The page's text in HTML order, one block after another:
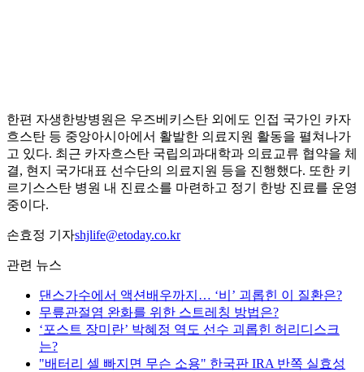
한편 자생한방병원은 우즈베키스탄 외에도 인접 국가인 카자
흐스탄 등 중앙아시아에서 활발한 의료지원 활동을 펼쳐나가
고 있다. 최근 카자흐스탄 국립의과대학과 의료교류 협약을 체
결, 현지 국가대표 선수단의 의료지원 등을 진행했다. 또한 키
르기스스탄 병원 내 진료소를 마련하고 정기 한방 진료를 운영
중이다.
손효정 기자shjlife@etoday.co.kr
관련 뉴스
댄스가수에서 액션배우까지… ‘비’ 괴롭힌 이 질환은?
무릎관절염 완화를 위한 스트레칭 방법은?
‘포스트 장미란’ 박혜정 역도 선수 괴롭힌 허리디스크
는?
"배터리 셀 빠지면 무슨 소용" 한국판 IRA 반쪽 실효성